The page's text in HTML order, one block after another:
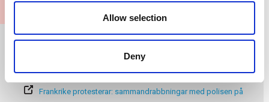
Allow selection
Deny
Mer information:
Vaccinationsmandatens roll.
Varför obligatorisk vaccinering inte är något nytt.
Frankrike protesterar: sammandrabbningar med polisen på